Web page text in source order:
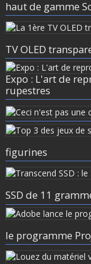
haut de gamme
TV OLED
Expo : L'art de
rupestres
figurines
SSD de 11
le programme